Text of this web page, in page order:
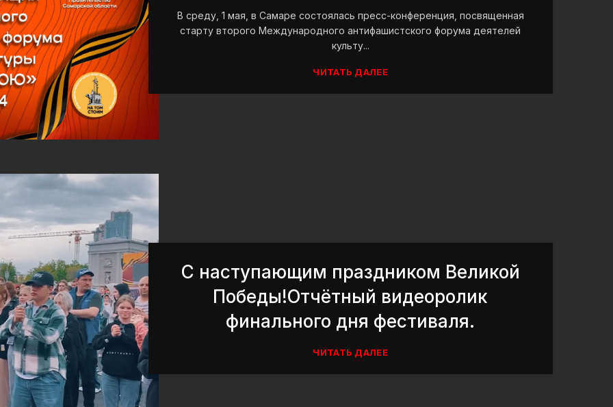
В среду, 1 мая, в Самаре состоялась пресс-конференция, посвященная
старту второго Международного антифашистского форума деятелей
культу...
ЧИТАТЬ ДАЛЕЕ
С наступающим праздником Великой
Победы!Отчётный видеоролик
финального дня фестиваля.
ЧИТАТЬ ДАЛЕЕ